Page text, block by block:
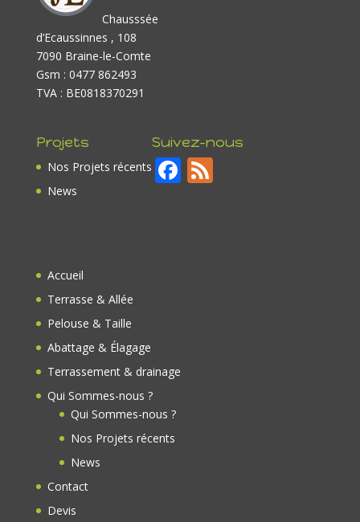
Chausssée
d’Ecaussinnes , 108
7090 Braine-le-Comte
Gsm : 0477 862493
TVA : BE0818370291
Projets
Nos Projets récents
News
Suivez-nous
F F
Accueil
Terrasse & Allée
Pelouse & Taille
Abattage & Élagage
Terrassement & drainage
Qui Sommes-nous ?
Qui Sommes-nous ?
Nos Projets récents
News
Contact
Devis